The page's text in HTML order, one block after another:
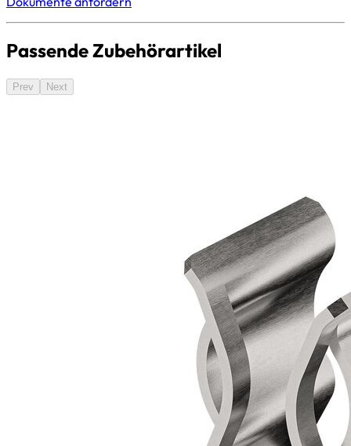
Passende Zubehörartikel
Prev Next